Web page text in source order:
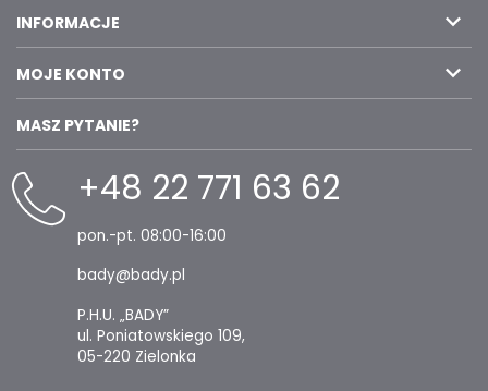
INFORMACJE
MOJE KONTO
MASZ PYTANIE?
+48 22 771 63 62
pon.-pt. 08:00-16:00
bady@bady.pl
P.H.U. „BADY”
ul. Poniatowskiego 109,
05-220 Zielonka